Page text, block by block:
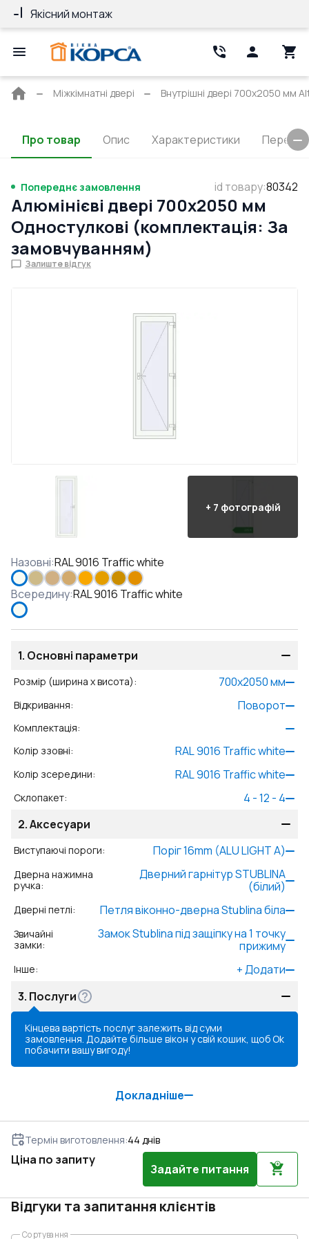
Якісний монтаж
Головна
Міжкімнатні двері Внутрішні двері 700x2050 мм
Про товар Опис Характеристики
Попереднє замовлення id товару:80342
Алюмінієві двері 700x2050 мм
Одностулкові (комплектація: За
замовчуванням)
Залиште відгук
+ 7 фотографій
Назовні:RAL 9016 Traffic white
Всередину:RAL 9016 Traffic white
1. Основні параметри
Розмір (ширина x висота): 700x2050мм
Відкривання: Поворот
Комплектація:
Колір ззовні: RAL 9016 Traffic white
Колір зсередини: RAL 9016 Traffic white
Склопакет:
4 - 12 - 4
2.Аксесуари
Виступаючі пороги: Поріг 16mm (ALU LIGHT A)
Дверна нажимна
ручка:
Дверний гарнітур STUBLINA
(білий)
Дверні петлі: Петля віконно-дверна Stublina біла
Звичайні
замки:
Замок Stublina під защіпку на 1 точку
прижиму
Інше: +Додати
3. Послуги
Кінцева вартість послуг залежить від суми
замовлення. Додайте більше вікон у свій кошик, щоб
побачити вашу вигоду!
Ok
Докладніше
Термін виготовлення:44 днів
Ціна по запиту
Задайте питання
Відгуки та запитання клієнтів
Сортування